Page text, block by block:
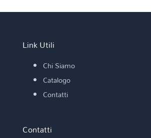
Link Utili
Chi Siamo
Catalogo
Contatti
Contatti